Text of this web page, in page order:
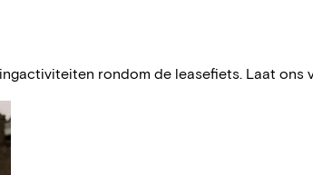
rondom de leasefiets. Laat ons